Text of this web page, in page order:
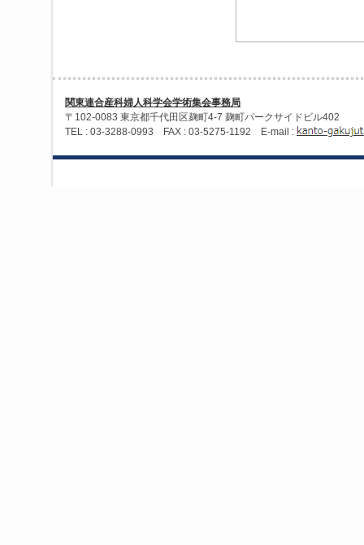
関東連合産科婦人科学会学術集会事務局
〒102-0083 東京都千代田区麹町4-7 麹町パークサイドビル402
TEL : 03-3288-0993 FAX : 03-5275-1192 E-mail :